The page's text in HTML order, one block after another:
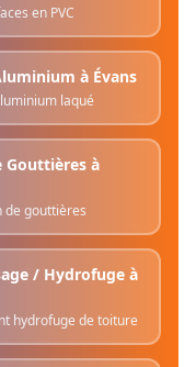
en PVC
à Évans
laqué
Gouttières à
de gouttières
/ Hydrofuge à
hydrofuge de toiture